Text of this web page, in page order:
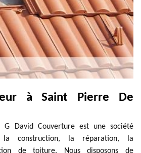
à Saint Pierre De
G David Couverture est une société
la construction, la réparation, la
de toiture. Nous disposons de